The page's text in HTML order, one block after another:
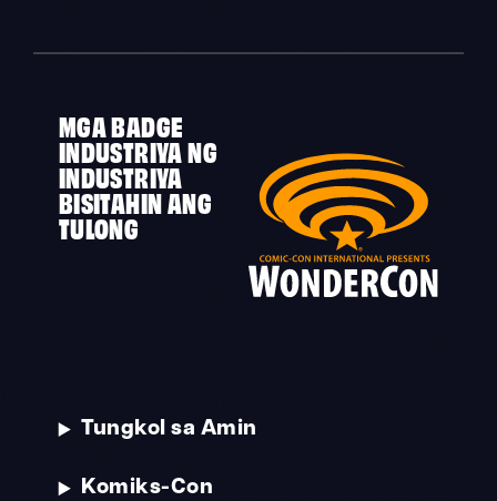
MGA BADGE
INDUSTRIYA NG
INDUSTRIYA
BISITAHIN ANG
TULONG
Tungkol sa Amin
Komiks-Con